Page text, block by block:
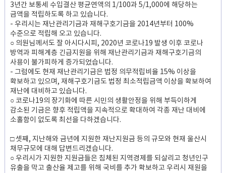
3년간 보통세 수입결산 평균연액의 1/100과 5/1,000에 해당하는
금액을 적립하도록 하고 있습니다.
- 우리시는 재난관리기금과 재해구호기금을 2014년부터 100%
수준으로 적립해 오고 있습니다.
○ 의원님께서도 잘 아시다시피, 2020년 코로나19 발생 이후 코로나
방역과 피해계층 긴급지원을 위해 재난관리기금과 재해구호기금의
사용이 불가피하게 증가되었습니다.
- 그럼에도 현재 재난관리기금은 법정 의무적립비율 15% 이상을
확보하고 있으며, 재해구호기금도 법정 최소적립금액 이상을 확보하여
재난에 대비하고 있습니다.
○ 코로나19의 장기화에 따른 시민의 생활안정을 위해 부득이하게
감소된 기금은 향후 적립액을 지속적으로 확대하여 각종 재난 대비에
소홀함이 없도록 최선을 다하겠습니다.
□ 셋째, 지난해와 금년에 지원한 재난지원금 등의 규모와 현재 울산시
채무규모에 대해 답변드리겠습니다.
○ 우리시가 지원한 지원금들은 침체된 지역경제를 되살리고 청년인구
유출을 막고 출산율 제고를 위해 국비를 추가 확보하고 우리시 재원을